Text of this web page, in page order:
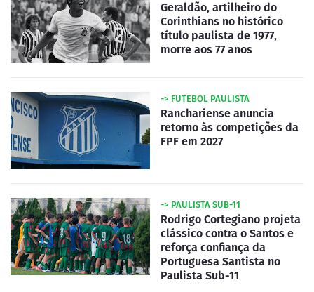
Geraldão, artilheiro do
Corinthians no histórico
título paulista de 1977,
morre aos 77 anos
-> FUTEBOL PAULISTA
Ranchariense anuncia
retorno às competições da
FPF em 2027
-> PAULISTA SUB-11
Rodrigo Cortegiano projeta
clássico contra o Santos e
reforça confiança da
Portuguesa Santista no
Paulista Sub-11